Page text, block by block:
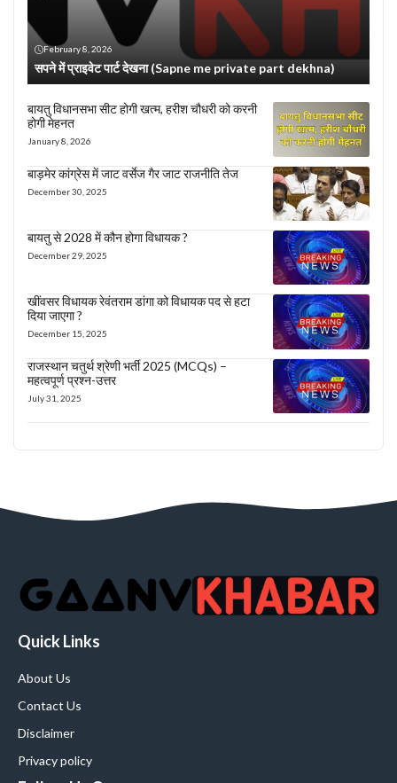
February 8, 2026
सपने में प्राइवेट पार्ट देखना (Sapne me private part dekhna)
बायतु विधानसभा सीट होगी खत्म, हरीश चौधरी को करनी
होगी मेहनत
January 8, 2026
बाड़मेर कांग्रेस में जाट वर्सेज गैर जाट राजनीति तेज
December 30, 2025
बायतु से 2028 में कौन होगा विधायक ?
December 29, 2025
खींवसर विधायक रेवंतराम डांगा को विधायक पद से हटा
दिया जाएगा ?
December 15, 2025
राजस्थान चतुर्थ श्रेणी भर्ती 2025 (MCQs) –
महत्वपूर्ण प्रश्न-उत्तर
July 31, 2025
Quick Links
About Us
Contact Us
Disclaimer
Privacy policy